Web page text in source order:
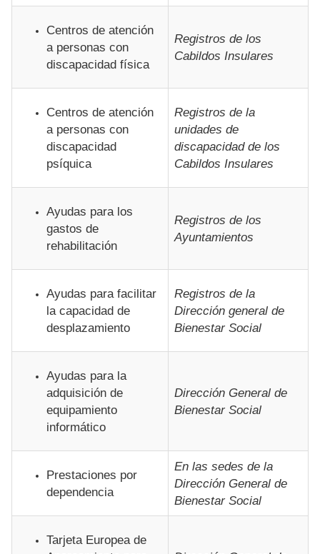
Centros de atención
a personas con
discapacidad física
Registros de los
Cabildos Insulares
Centros de atención
a personas con
discapacidad
psíquica
Registros de la
unidades de
discapacidad de los
Cabildos Insulares
Ayudas para los
gastos de
rehabilitación
Registros de los
Ayuntamientos
Ayudas para facilitar
la capacidad de
desplazamiento
Registros de la
Dirección general de
Bienestar Social
Ayudas para la
adquisición de
equipamiento
informático
Dirección General de
Bienestar Social
Prestaciones por
dependencia
En las sedes de la
Dirección General de
Bienestar Social
Tarjeta Europea de